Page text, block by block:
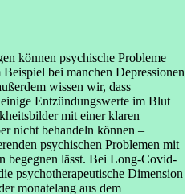
können psychische Probleme
bei manchen Depressionen
wissen wir, dass
Entzündungswerte im Blut
mit einer klaren
nicht behandeln können –
psychischen Problemen mit
begegnen lässt. Bei Long-Covid-
psychotherapeutische Dimension
monatelang aus dem